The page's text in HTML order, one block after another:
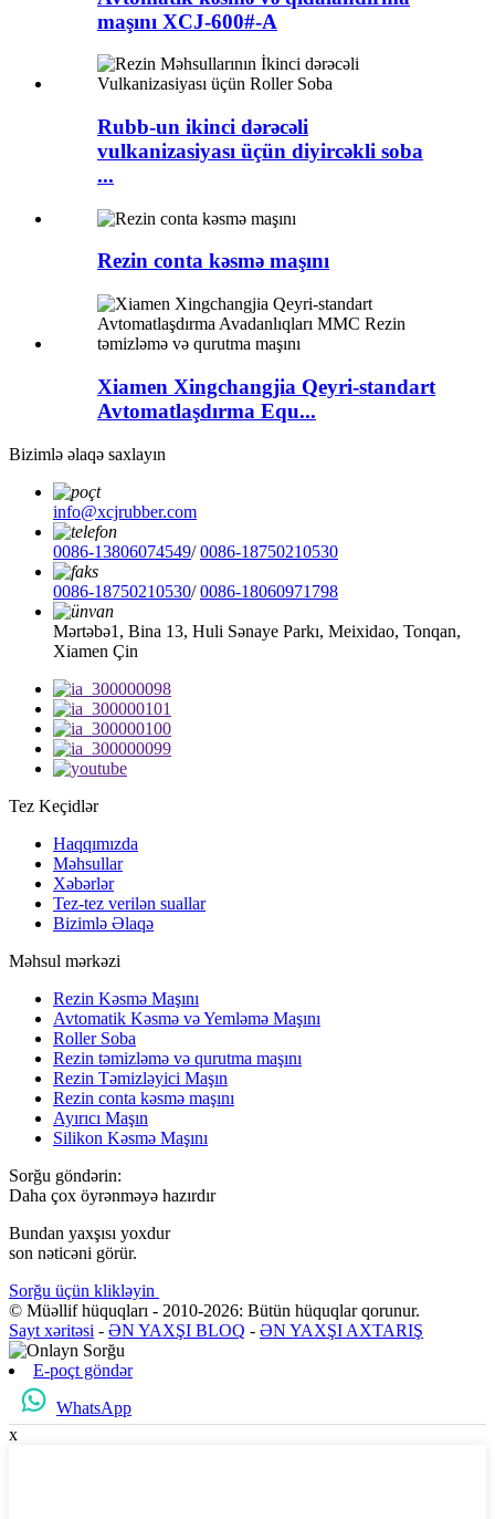
maşını XCJ-600#-A
Rubb-un ikinci dərəcəli
vulkanizasiyası üçün diyircəkli soba
...
Rezin conta kəsmə maşını
Xiamen Xingchangjia Qeyri-standart
Avtomatlaşdırma Equ...
Bizimlə əlaqə saxlayın
info@xcjrubber.com
0086-13806074549/0086-18750210530
0086-18750210530/0086-18060971798
Mərtəbə1, Bina 13, Huli Sənaye Parkı, Meixidao, Tonqan,
Xiamen Çin
Tez Keçidlər
Haqqımızda
Məhsullar
Xəbərlər
Tez-tez verilən suallar
Bizimlə Əlaqə
Məhsul mərkəzi
Rezin Kəsmə Maşını
Avtomatik Kəsmə və Yemləmə Maşını
Roller Soba
Rezin təmizləmə və qurutma maşını
Rezin Təmizləyici Maşın
Rezin conta kəsmə maşını
Ayırıcı Maşın
Silikon Kəsmə Maşını
Sorğu göndərin:
Daha çox öyrənməyə hazırdır
Bundan yaxşısı yoxdur
son nəticəni görür.
Sorğu üçün klikləyin
© Müəllif hüquqları - 2010-2026: Bütün hüquqlar qorunur.
Sayt xəritəsi - ƏN YAXŞI BLOQ - ƏN YAXŞI AXTARIŞ
E-poçt göndər
WhatsApp
x